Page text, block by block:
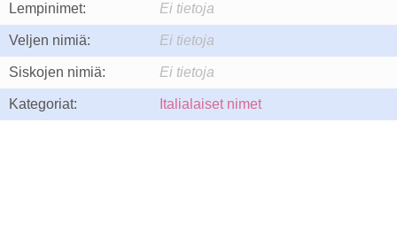
Lempinimet: Ei tietoja
Veljen nimiä: Ei tietoja
Siskojen nimiä: Ei tietoja
Kategoriat: Italialaiset nimet